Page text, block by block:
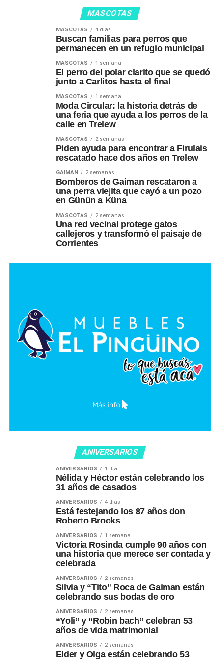
MASCOTAS
MASCOTAS 4 días
Buscan familias para perros que
permanecen en un refugio municipal
MASCOTAS 1 semana
El perro del polar clarito que se quedó
junto a Carlitos hasta el final
MASCOTAS 1 semana
Moda Circular: la historia detrás de
una feria que ayuda a los perros de la
calle en Trelew
MASCOTAS 2 semanas
Piden ayuda para encontrar a Firulais
rescatado hace dos años en Trelew
GAIMAN 2 semanas
Bomberos de Gaiman rescataron a
una perra viejita que cayó a un pozo
en Günün a Küna
MASCOTAS 2 semanas
Una red vecinal protege gatos
callejeros y transformó el paisaje de
Corrientes
ANIVERSARIOS
ANIVERSARIOS 1 día
Nélida y Héctor están celebrando los
31 años de casados
ANIVERSARIOS 4 días
Está festejando los 87 años don
Roberto Brooks
ANIVERSARIOS 1 semana
Victoria Rosinda cumple 90 años con
una historia que merece ser contada y
celebrada
ANIVERSARIOS 2 semanas
Silvia y “Tito” Roca de Gaiman están
celebrando sus bodas de oro
ANIVERSARIOS 2 semanas
“Yoli” y “Robin bach” celebran 53
años de vida matrimonial
ANIVERSARIOS 2 semanas
Elder y Olga están celebrando 53